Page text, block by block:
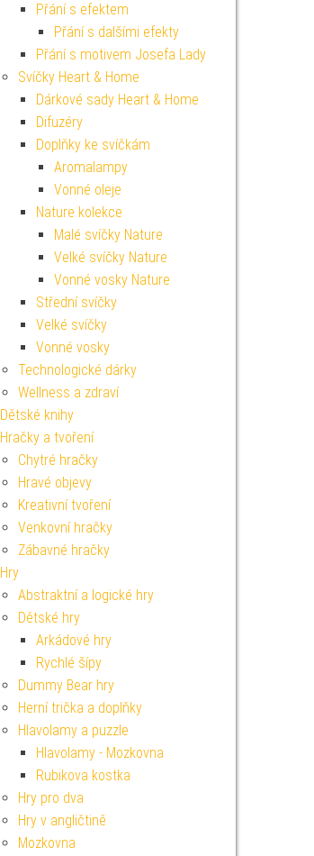
Přání s efektem
Přání s dalšími efekty
Přání s motivem Josefa Lady
Svíčky Heart & Home
Dárkové sady Heart & Home
Difuzéry
Doplňky ke svíčkám
Aromalampy
Vonné oleje
Nature kolekce
Malé svíčky Nature
Velké svíčky Nature
Vonné vosky Nature
Střední svíčky
Velké svíčky
Vonné vosky
Technologické dárky
Wellness a zdraví
Dětské knihy
Hračky a tvoření
Chytré hračky
Hravé objevy
Kreativní tvoření
Venkovní hračky
Zábavné hračky
Hry
Abstraktní a logické hry
Dětské hry
Arkádové hry
Rychlé šípy
Dummy Bear hry
Herní trička a doplňky
Hlavolamy a puzzle
Hlavolamy - Mozkovna
Rubikova kostka
Hry pro dva
Hry v angličtině
Mozkovna